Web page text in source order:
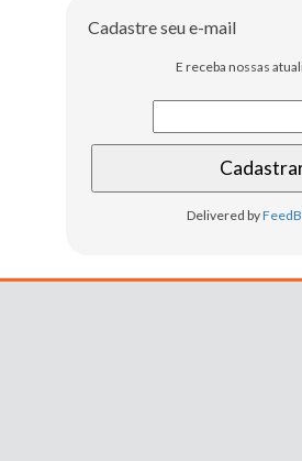
Cadastre seu e-mail
E receba nossas
Delivered by